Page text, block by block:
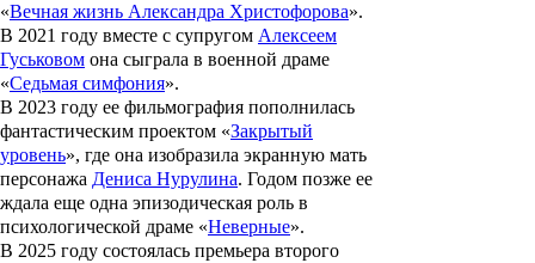
«Вечная жизнь Александра Христофорова».
В 2021 году вместе с супругом Алексеем
Гуськовом она сыграла в военной драме
«Седьмая симфония».
В 2023 году ее фильмография пополнилась
фантастическим проектом «Закрытый
уровень», где она изобразила экранную мать
персонажа Дениса Нурулина. Годом позже ее
ждала еще одна эпизодическая роль в
психологической драме «Неверные».
В 2025 году состоялась премьера второго